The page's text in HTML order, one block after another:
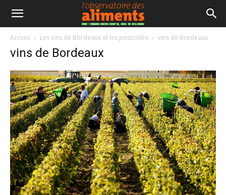
Accueil Les vins de Bordeaux et les pesticides vins de Bordeaux
vins de Bordeaux